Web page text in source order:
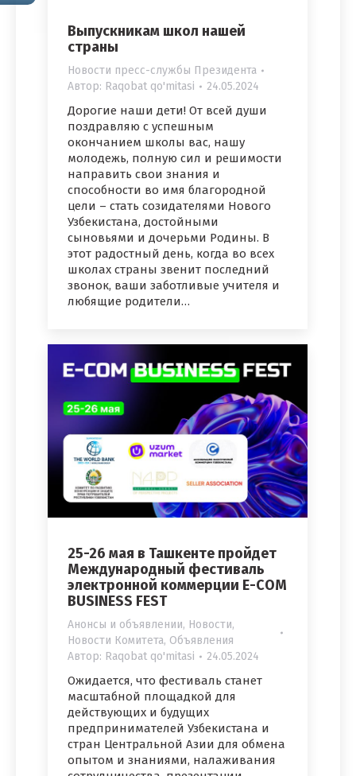
Выпускникам школ нашей
страны
Новости пресс-службы Президента
Автор: Raqobat qo'mitasi 24.05.2024
Дорогие наши дети! От всей души
поздравляю с успешным
окончанием школы вас, нашу
молодежь, полную сил и решимости
направить свои знания и
способности во имя благородной
цели – стать созидателями Нового
Узбекистана, достойными
сыновьями и дочерьми Родины. В
этот радостный день, когда во всех
школах страны звенит последний
звонок, ваши заботливые учителя и
любящие родители…
25-26 мая в Ташкенте пройдет
Международный фестиваль
электронной коммерции E-COM
BUSINESS FEST
Анонсы и объявлении, Новости,
Новости Комитета, Объявления
Автор: Raqobat qo'mitasi 24.05.2024
Ожидается, что фестиваль станет
масштабной площадкой для
действующих и будущих
предпринимателей Узбекистана и
стран Центральной Азии для обмена
опытом и знаниями, налаживания